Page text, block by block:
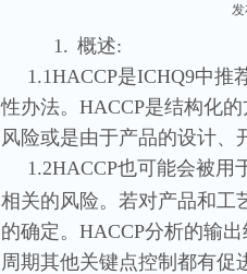
发
1. 概述:
1.1HACCP是ICHQ9中推
性办法。 HACCP是结构化
风险或是由于产品的设计、
1.2HACCP也可能会被用
相关的风险。若对产品和工
的确定。 HACCP分析的输
周期其他关键点控制都有促